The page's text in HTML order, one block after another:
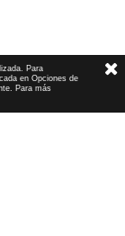
Para
en Opciones de
Para más